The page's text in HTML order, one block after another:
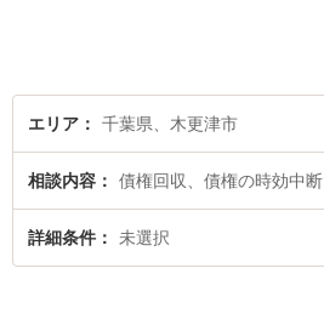
エリア 千葉県、木更津市
相談内容 債権回収、債権の時効中断
詳細条件 未選択